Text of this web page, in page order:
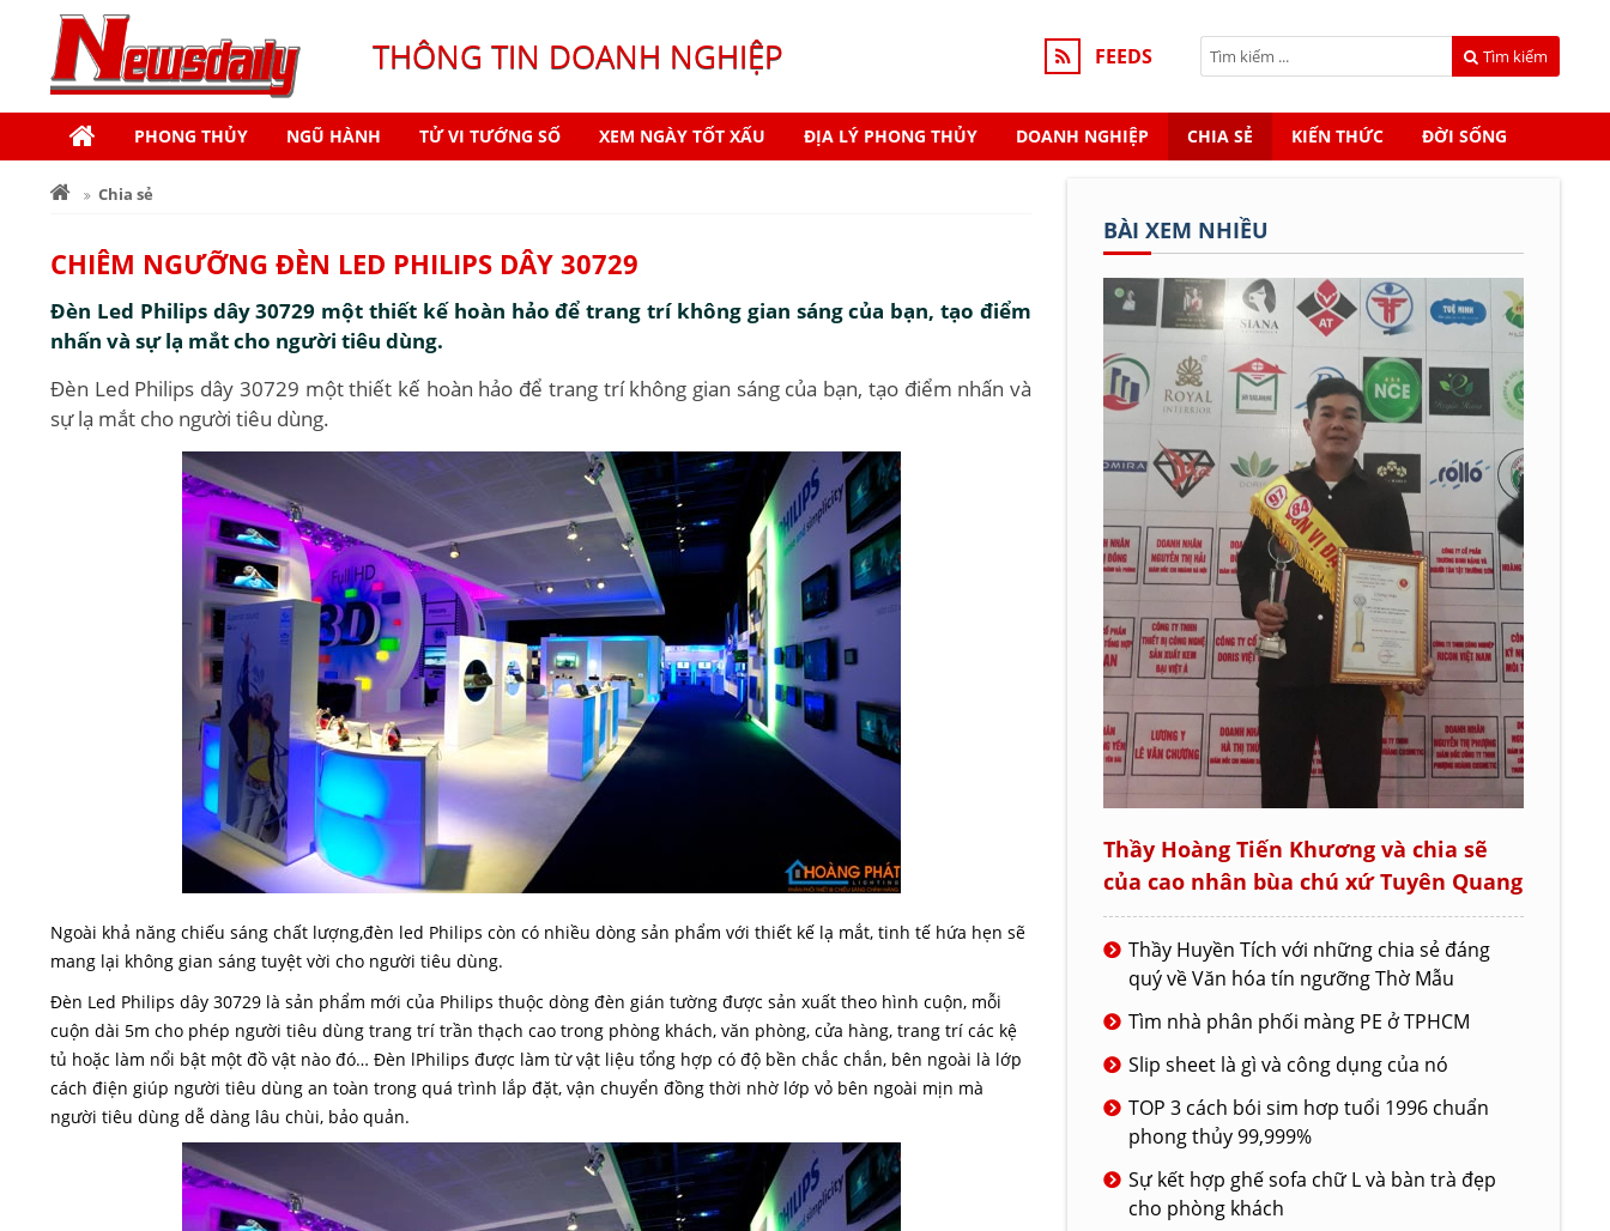
THÔNG TIN DOANH NGHIỆP FEEDS Tìm kiếm
PHONG THỦY NGŨ HÀNH TỬ VI TƯỚNG SỐ XEM NGÀY TỐT XẤU ĐỊA LÝ PHONG THỦY DOANH NGHIỆP CHIA SẺ KIẾN THỨC ĐỜI SỐNG
Chia sẻ
CHIÊM NGƯỠNG ĐÈN LED PHILIPS DÂY 30729
Đèn Led Philips dây 30729 một thiết kế hoàn hảo để trang trí không gian sáng của bạn, tạo điểm
nhấn và sự lạ mắt cho người tiêu dùng.
Đèn Led Philips dây 30729 một thiết kế hoàn hảo để trang trí không gian sáng của bạn, tạo điểm nhấn và
sự lạ mắt cho người tiêu dùng.
Ngoài khả năng chiếu sáng chất lượng,đèn led Philips còn có nhiều dòng sản phẩm với thiết kế lạ mắt, tinh tế hứa hẹn sẽ
mang lại không gian sáng tuyệt vời cho người tiêu dùng.
Đèn Led Philips dây 30729 là sản phẩm mới của Philips thuộc dòng đèn gián tường được sản xuất theo hình cuộn, mỗi
cuộn dài 5m cho phép người tiêu dùng trang trí trần thạch cao trong phòng khách, văn phòng, cửa hàng, trang trí các kệ
tủ hoặc làm nổi bật một đồ vật nào đó… Đèn lPhilips được làm từ vật liệu tổng hợp có độ bền chắc chắn, bên ngoài là lớp
cách điện giúp người tiêu dùng an toàn trong quá trình lắp đặt, vận chuyển đồng thời nhờ lớp vỏ bên ngoài mịn mà
người tiêu dùng dễ dàng lâu chùi, bảo quản.
BÀI XEM NHIỀU
Thầy Hoàng Tiến Khương và chia sẽ
của cao nhân bùa chú xứ Tuyên Quang
Thầy Huyền Tích với những chia sẻ đáng
quý về Văn hóa tín ngưỡng Thờ Mẫu
Tìm nhà phân phối màng PE ở TPHCM
Slip sheet là gì và công dụng của nó
TOP 3 cách bói sim hơp tuổi 1996 chuẩn
phong thủy 99,999%
Sự kết hợp ghế sofa chữ L và bàn trà đẹp
cho phòng khách